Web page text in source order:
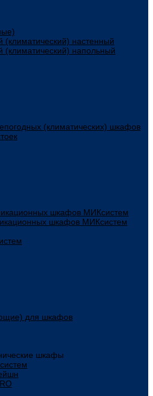
настенный
напольный
(климатических) шкафов
шкафов МИКсистем
шкафов МИКсистем
для шкафов
шкафы